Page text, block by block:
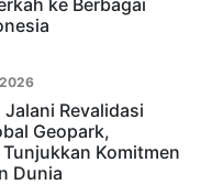
ke Berbagai
Jalani Revalidasi
Geopark,
Komitmen
Dunia